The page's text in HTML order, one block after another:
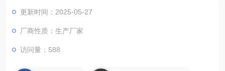
更新时间：2025-05-27
厂商性质：生产厂家
访问量：588